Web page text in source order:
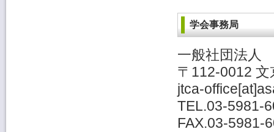
学会事務局
一般社団法人
〒112-0012
jtca-
TEL.03-5981-
FAX.03-5981-